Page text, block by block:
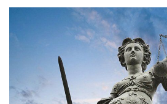
Смотреть проект